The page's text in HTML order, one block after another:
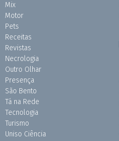
Mix
Motor
Pets
Receitas
Revistas
Necrologia
Outro Olhar
Presença
São Bento
Tá na Rede
Tecnologia
Turismo
Uniso Ciência